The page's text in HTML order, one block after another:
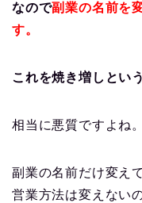
なので副業の名前を
す。
これを焼き増しとい
相当に悪質ですよね。
副業の名前だけ変え
営業方法は変えない